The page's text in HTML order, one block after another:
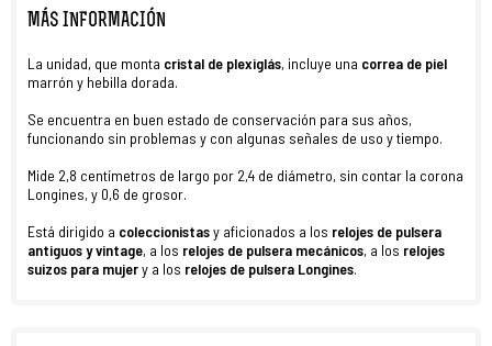
MÁS INFORMACIÓN
La unidad, que monta cristal de plexiglás, incluye una correa de piel
marrón y hebilla dorada.
Se encuentra en buen estado de conservación para sus años,
funcionando sin problemas y con algunas señales de uso y tiempo.
Mide 2,8 centímetros de largo por 2,4 de diámetro, sin contar la corona
Longines, y 0,6 de grosor.
Está dirigido a coleccionistasy aficionados a los relojes de pulsera
antiguos y vintage, a los relojes de pulsera mecánicos, a los relojes
suizos para mujery a los relojes de pulsera Longines.